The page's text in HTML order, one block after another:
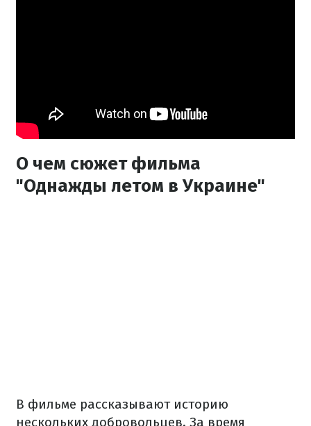
О чем сюжет фильма
"Однажды летом в Украине"
В фильме рассказывают историю
нескольких добровольцев. За время